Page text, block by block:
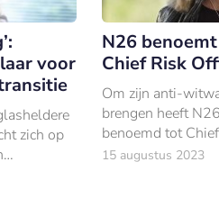
voor
zich op
N26
Chief Risk
Om zijn anti-
brengen heeft
benoemd tot
bank ligt al een
15 augustus 2023